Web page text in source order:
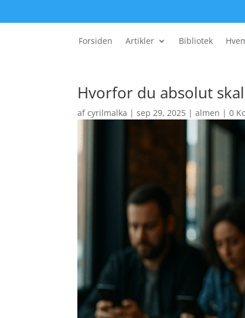
Forsiden Artikler Bibliotek
Hvorfor du absolut
afcyrilmalka | sep 29, 2025 | almen | 0